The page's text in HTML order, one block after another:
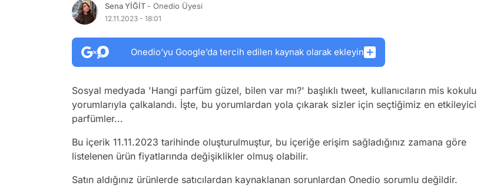
Sena YİĞİT - Onedio Üyesi
12.11.2023 - 18:01
Onedio’yu Google’da tercih edilen kaynak olarak ekleyin
Sosyal medyada 'Hangi parfüm güzel, bilen var mı?' başlıklı tweet, kullanıcıların mis kokulu
yorumlarıyla çalkalandı. İşte, bu yorumlardan yola çıkarak sizler için seçtiğimiz en etkileyici
parfümler...
Bu içerik 11.11.2023 tarihinde oluşturulmuştur, bu içeriğe erişim sağladığınız zamana göre
listelenen ürün fiyatlarında değişiklikler olmuş olabilir.
Satın aldığınız ürünlerde satıcılardan kaynaklanan sorunlardan Onedio sorumlu değildir.